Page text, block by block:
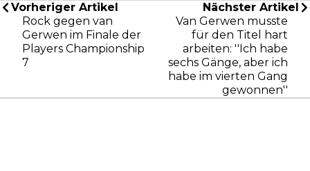
Vorheriger Artikel
Rock gegen van
Gerwen im Finale der
Players Championship
7
Nächster Artikel
Van Gerwen musste
für den Titel hart
arbeiten: ''Ich habe
sechs Gänge, aber ich
habe im vierten Gang
gewonnen''